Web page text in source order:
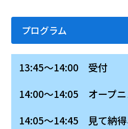
プログラム
13:45～14:00 受付
14:00～14:05 オープニ
14:05～14:45 見て納得